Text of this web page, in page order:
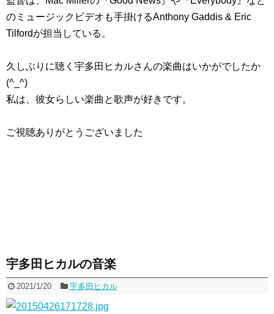
のミュージックビデオも手掛けるAnthony Gaddis & Eric
Tilfordが担当している。
久しぶりに聴く宇多田ヒカルさんの楽曲はいかがでしたか
(^_^)
私は、彼女らしい楽曲と歌声が好きです。
ご視聴ありがとうございました
宇多田ヒカルの音楽
2021/1/20 宇多田ヒカル